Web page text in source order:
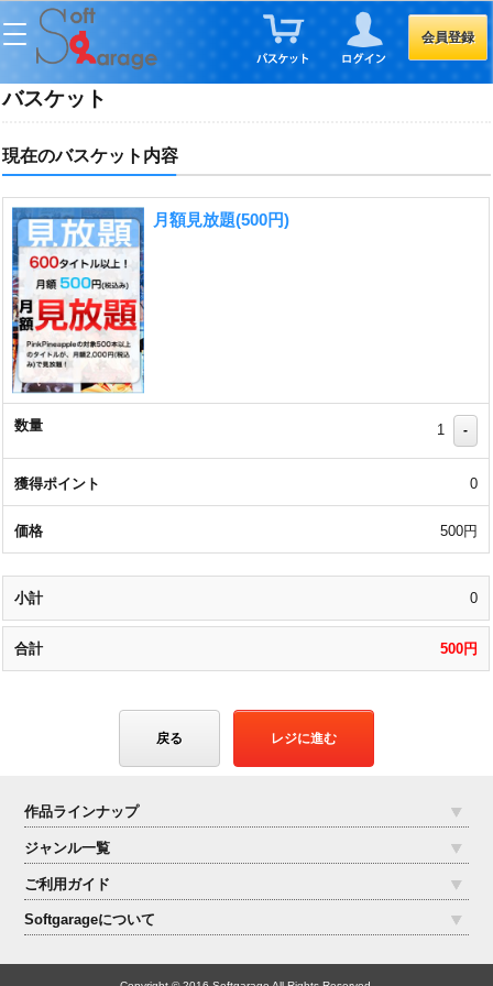
会員登録
バスケット
現在のバスケット内容
月額見放題(500円)
1 -
0
500円
0
500円
戻る レジに進む
作品ラインナップ
ジャンル一覧
ご利用ガイド
Softgarageについて